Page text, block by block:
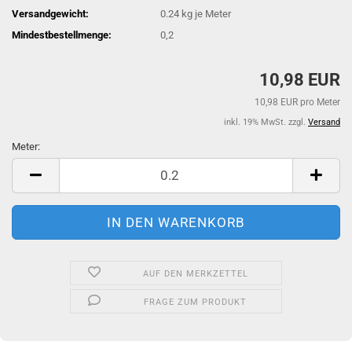
Versandgewicht:
0.24 kg je Meter
Mindestbestellmenge:
0,2
10,98 EUR
10,98 EUR pro Meter
inkl. 19% MwSt. zzgl. Versand
Meter:
Meter
AUF DEN MERKZETTEL
FRAGE ZUM PRODUKT